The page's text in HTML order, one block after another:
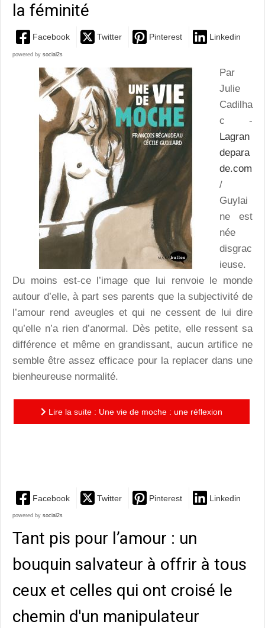
la féminité
Facebook Twitter Pinterest Linkedin
powered by social2s
Par
Julie
Cadilha
c -
Lagran
depara
de.com
/
Guylai
ne est
née
disgrac
ieuse.
Du moins est-ce l’image que lui renvoie le monde
autour d’elle, à part ses parents que la subjectivité de
l’amour rend aveugles et qui ne cessent de lui dire
qu’elle n’a rien d’anormal. Dès petite, elle ressent sa
différence et même en grandissant, aucun artifice ne
semble être assez efficace pour la replacer dans une
bienheureuse normalité.
Lire la suite : Une vie de moche : une réflexion
Facebook Twitter Pinterest Linkedin
powered by social2s
Tant pis pour l’amour : un
bouquin salvateur à offrir à tous
ceux et celles qui ont croisé le
chemin d'un manipulateur